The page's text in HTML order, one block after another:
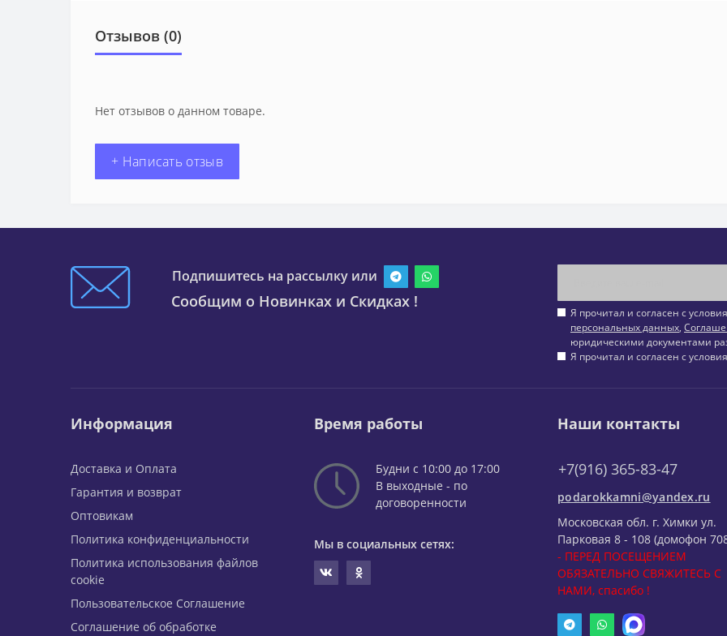
Отзывов (0)
Нет отзывов о данном товаре.
+ Написать отзыв
Подпишитесь на рассылку или
Сообщим о Новинках и Скидках !
Я прочитал и согласен с
персональных данных,
юридическими документами
Я прочитал и согласен с
Информация
Доставка и Оплата
Гарантия и возврат
Оптовикам
Политика конфиденциальности
Политика использования файлов
cookie
Пользовательское Соглашение
Соглашение об обработке
Время работы
Будни с 10:00 до 17:00
В выходные - по
договоренности
Мы в социальных сетях:
Наши контакты
+7(916) 365-83-47
podarokkamni@yandex.ru
Московская обл. г. Химки ул.
Парковая 8 - 108 (домофон
- ПЕРЕД ПОСЕЩЕНИЕМ
ОБЯЗАТЕЛЬНО СВЯЖИТЕСЬ С
НАМИ, спасибо !